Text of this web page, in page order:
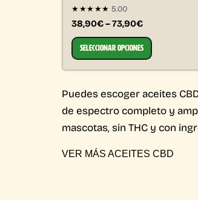
★★★★★ 5.00
38,90€ – 73,90€
SELECCIONAR OPCIONES
Puedes escoger aceites
de espectro completo y
mascotas, sin THC y con
VER MÁS ACEITES CBD